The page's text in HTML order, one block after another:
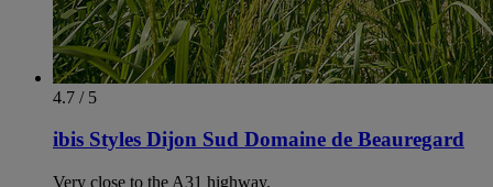
4.7 / 5
ibis Styles Dijon Sud Domaine de Beauregard
Very close to the A31 highway.